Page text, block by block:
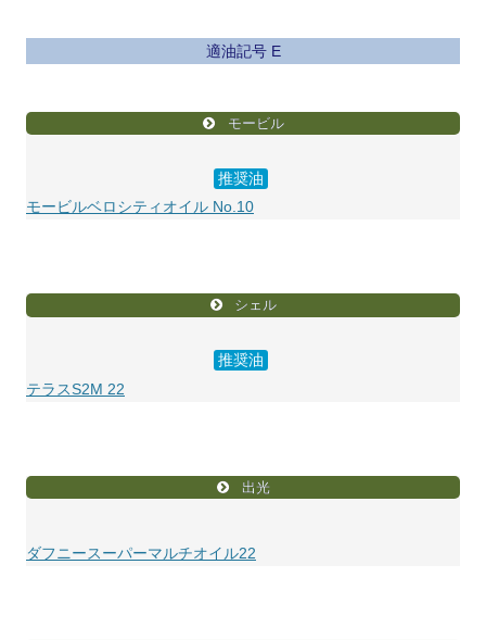
適油記号 E
モービル
推奨油
モービルベロシティオイル No.10
シェル
推奨油
テラスS2M 22
出光
ダフニースーパーマルチオイル22